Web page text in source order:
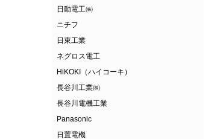
日動電工㈱
ニチフ
日東工業
ネグロス電工
HiKOKI（ハイコーキ）
長谷川工業㈱
長谷川電機工業
Panasonic
日置電機